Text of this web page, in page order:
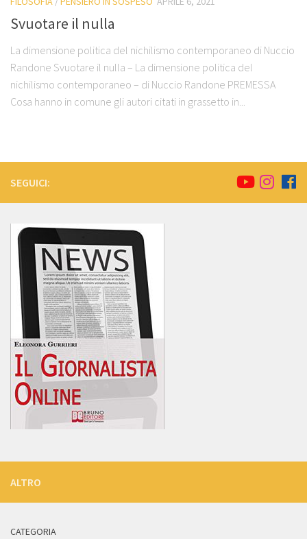
Svuotare il nulla
La dimensione politica del nichilismo contemporaneo di Nuccio
Randone Svuotare il nulla – La dimensione politica del
nichilismo contemporaneo – di Nuccio Randone PREMESSA
Cosa hanno in comune gli autori citati in grassetto in...
SEGUICI:
ALTRO
CATEGORIA